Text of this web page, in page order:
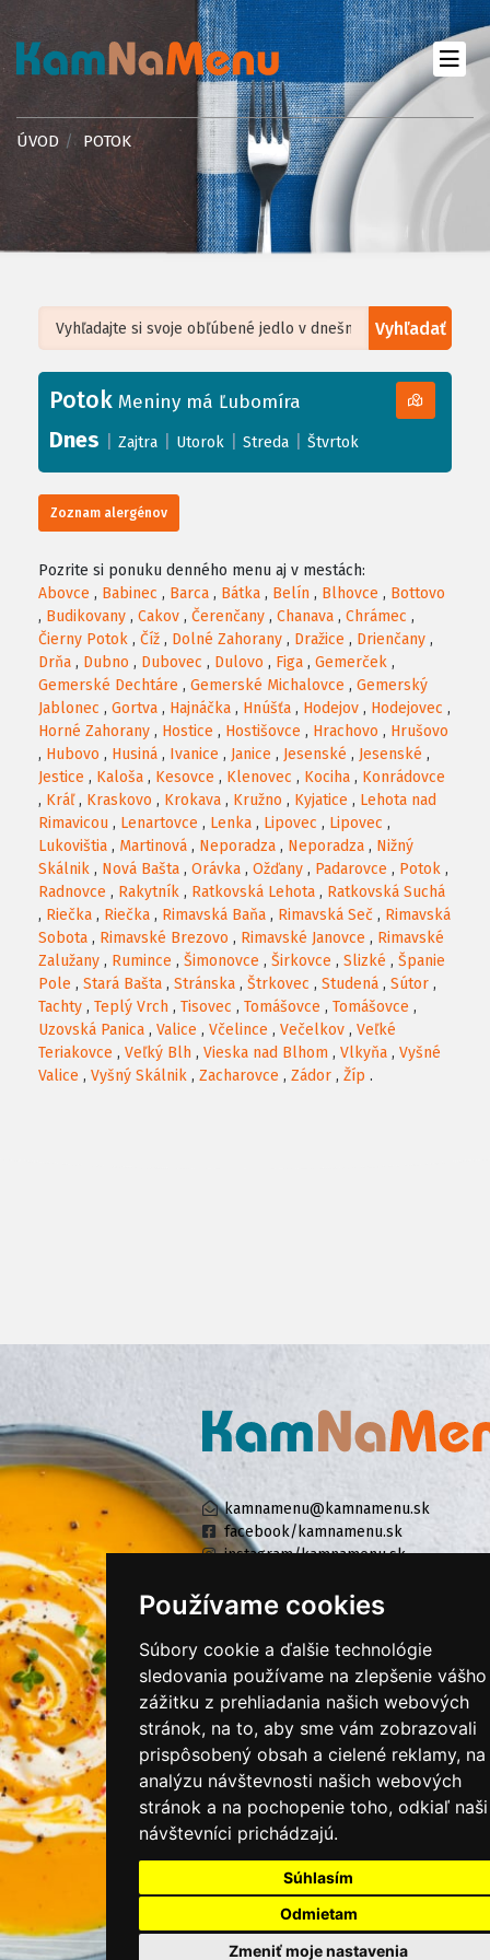
Používame cookies
Súbory cookie a ďalšie technológie
sledovania používame na zlepšenie vášho
zážitku z prehliadania našich webových
stránok, na to, aby sme vám zobrazovali
prispôsobený obsah a cielené reklamy, na
analýzu návštevnosti našich webových
stránok a na pochopenie toho, odkiaľ naši
návštevníci prichádzajú.
Súhlasím
Odmietam
Zmeniť moje nastavenia
ÚVOD POTOK
Vyhľadať
+
−
Leaflet| ©OpenStreetMap, Tiles courtesy ofHumanitarian OpenStreetMap
Potok Meniny má Ľubomíra
Dnes Zajtra Utorok Streda Štvrtok
Zoznam alergénov
Pozrite si ponuku denného menu aj v mestách:
Abovce , Babinec , Barca , Bátka , Belín , Blhovce , Bottovo
, Budikovany , Cakov , Čerenčany , Chanava , Chrámec ,
Čierny Potok , Číž , Dolné Zahorany , Dražice , Drienčany ,
Drňa , Dubno , Dubovec , Dulovo , Figa , Gemerček ,
Gemerské Dechtáre , Gemerské Michalovce , Gemerský
Jablonec , Gortva , Hajnáčka , Hnúšťa , Hodejov , Hodejovec ,
Horné Zahorany , Hostice , Hostišovce , Hrachovo , Hrušovo
, Hubovo , Husiná , Ivanice , Janice , Jesenské , Jesenské ,
Jestice , Kaloša , Kesovce , Klenovec , Kociha , Konrádovce
, Kráľ, Kraskovo , Krokava , Kružno , Kyjatice , Lehota nad
Rimavicou , Lenartovce , Lenka , Lipovec , Lipovec ,
Lukovištia , Martinová , Neporadza , Neporadza , Nižný
Skálnik , Nová Bašta , Orávka , Ožďany , Padarovce , Potok ,
Radnovce , Rakytník , Ratkovská Lehota , Ratkovská Suchá
, Riečka , Riečka , Rimavská Baňa , Rimavská Seč , Rimavská
Sobota , Rimavské Brezovo , Rimavské Janovce , Rimavské
Zalužany , Rumince , Šimonovce , Širkovce , Slizké , Španie
Pole , Stará Bašta , Stránska , Štrkovec , Studená , Sútor ,
Tachty , Teplý Vrch , Tisovec , Tomášovce , Tomášovce ,
Uzovská Panica , Valice , Včelince , Večelkov , Veľké
Teriakovce , Veľký Blh , Vieska nad Blhom , Vlkyňa , Vyšné
Valice , Vyšný Skálnik , Zacharovce , Zádor , Žíp .
kamnamenu@kamnamenu.sk
facebook/kamnamenu.sk
instagram/kamnamenu.sk
PRIHLÁSIŤ SA DO ZÁKAZNÍCKEJ ZÓNY
Všeobecné obchodné podmienky
Ochrana osobných údajov
Cookies
Moje KamNaMenu
Pridať reštauráciu
Cenník balíkov